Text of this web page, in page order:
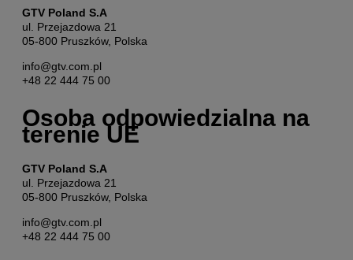
GTV Poland S.A
ul. Przejazdowa 21
05-800 Pruszków, Polska
info@gtv.com.pl
+48 22 444 75 00
Osoba odpowiedzialna na
terenie UE
GTV Poland S.A
ul. Przejazdowa 21
05-800 Pruszków, Polska
info@gtv.com.pl
+48 22 444 75 00